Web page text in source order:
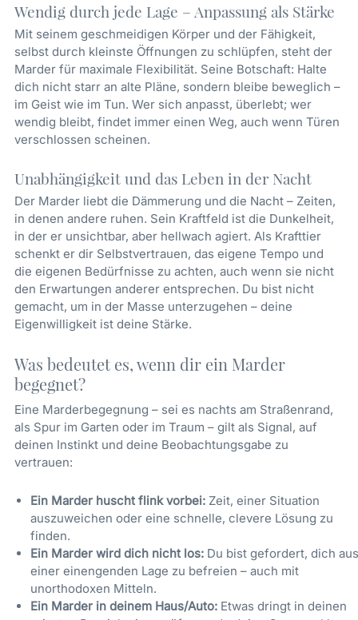
Wendig durch jede Lage – Anpassung als Stärke
Mit seinem geschmeidigen Körper und der Fähigkeit,
selbst durch kleinste Öffnungen zu schlüpfen, steht der
Marder für maximale Flexibilität. Seine Botschaft: Halte
dich nicht starr an alte Pläne, sondern bleibe beweglich –
im Geist wie im Tun. Wer sich anpasst, überlebt; wer
wendig bleibt, findet immer einen Weg, auch wenn Türen
verschlossen scheinen.
Unabhängigkeit und das Leben in der Nacht
Der Marder liebt die Dämmerung und die Nacht – Zeiten,
in denen andere ruhen. Sein Kraftfeld ist die Dunkelheit,
in der er unsichtbar, aber hellwach agiert. Als Krafttier
schenkt er dir Selbstvertrauen, das eigene Tempo und
die eigenen Bedürfnisse zu achten, auch wenn sie nicht
den Erwartungen anderer entsprechen. Du bist nicht
gemacht, um in der Masse unterzugehen – deine
Eigenwilligkeit ist deine Stärke.
Was bedeutet es, wenn dir ein Marder
begegnet?
Eine Marderbegegnung – sei es nachts am Straßenrand,
als Spur im Garten oder im Traum – gilt als Signal, auf
deinen Instinkt und deine Beobachtungsgabe zu
vertrauen:
Ein Marder huscht flink vorbei: Zeit, einer Situation
auszuweichen oder eine schnelle, clevere Lösung zu
finden.
Ein Marder wird dich nicht los: Du bist gefordert, dich aus
einer einengenden Lage zu befreien – auch mit
unorthodoxen Mitteln.
Ein Marder in deinem Haus/Auto: Etwas dringt in deinen